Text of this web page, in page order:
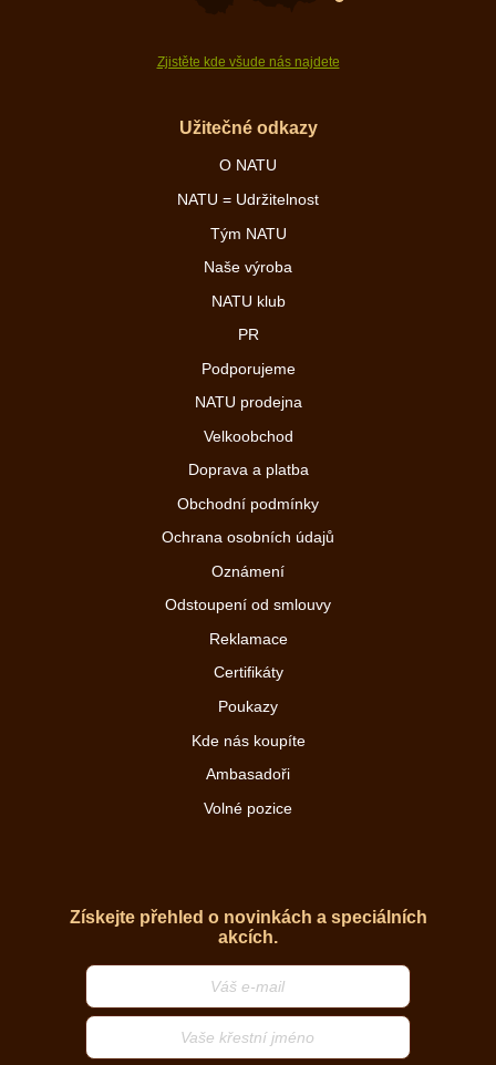
Zjistěte kde všude nás najdete
Užitečné odkazy
O NATU
NATU = Udržitelnost
Tým NATU
Naše výroba
NATU klub
PR
Podporujeme
NATU prodejna
Velkoobchod
Doprava a platba
Obchodní podmínky
Ochrana osobních údajů
Oznámení
Odstoupení od smlouvy
Reklamace
Certifikáty
Poukazy
Kde nás koupíte
Ambasadoři
Volné pozice
Získejte přehled o novinkách a speciálních
akcích.